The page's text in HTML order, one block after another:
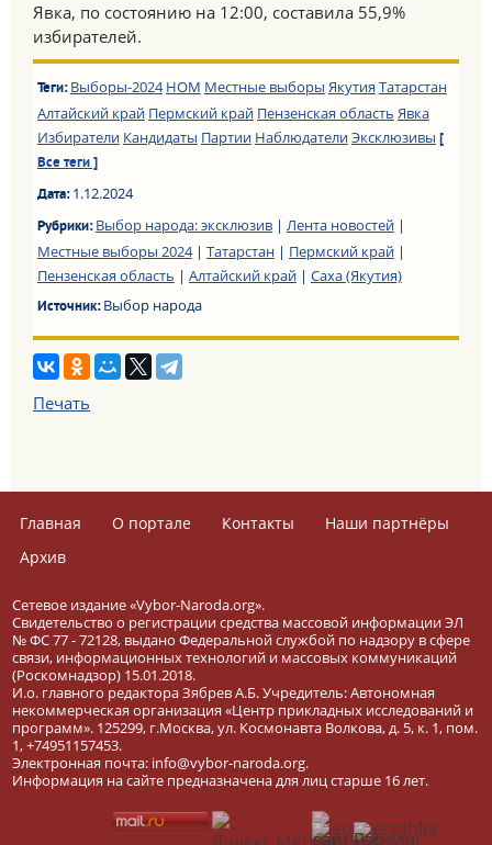
Явка, по состоянию на 12:00, составила 55,9%
избирателей.
Теги: Выборы-2024 НОМ Местные выборы Якутия Татарстан
Алтайский край Пермский край Пензенская область Явка
Избиратели Кандидаты Партии НаблюдателиЭксклюзивы [
Все теги ]
Дата:1.12.2024
Рубрики:Выбор народа: эксклюзив| Лента новостей|
Местные выборы 2024| Татарстан| Пермский край|
Пензенская область | Алтайский край| Саха (Якутия)
Источник:Выбор народа
Печать
Главная О портале Контакты
Наши партнёры
Архив
Сетевое издание «Vybor-Naroda.org».
Свидетельство о регистрации средства массовой информации ЭЛ
№ ФС 77 - 72128, выдано Федеральной службой по надзору в сфере
связи, информационных технологий и массовых коммуникаций
(Роскомнадзор) 15.01.2018.
И.о. главного редактора Зябрев А.Б. Учредитель: Автономная
некоммерческая организация «Центр прикладных исследований и
программ». 125299, г.Москва, ул. Космонавта Волкова, д. 5, к. 1, пом.
1, +74951157453.
Электронная почта: info@vybor-naroda.org.
Информация на сайте предназначена для лиц старше 16 лет.